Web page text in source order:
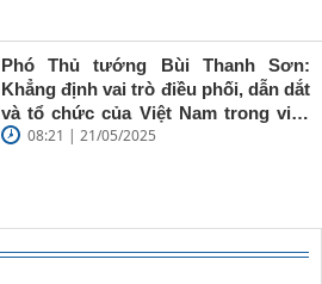
Phó Thủ tướng Bùi Thanh Sơn:
Khẳng định vai trò điều phối, dẫn dắt
và tổ chức của Việt Nam trong việc
đề cao chủ nghĩa đa phương, đoàn
08:21 | 21/05/2025